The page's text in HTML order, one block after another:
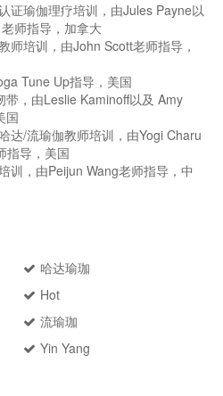
证瑜伽理疗培训，由Jules Payne以
师指导，加拿大
师培训，由John Scott老师指导，
Tune Up指导，美国
带，由Leslie Kaminoff以及 Amy
国
达/流瑜伽教师培训，由Yogi Charu
指导，美国
训，由Peijun Wang老师指导，中
哈达瑜珈
Hot
流瑜珈
Yin Yang